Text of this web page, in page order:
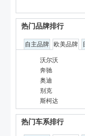
热门品牌排行
自主品牌 欧美品牌
沃尔沃
奔驰
奥迪
别克
斯柯达
热门车系排行